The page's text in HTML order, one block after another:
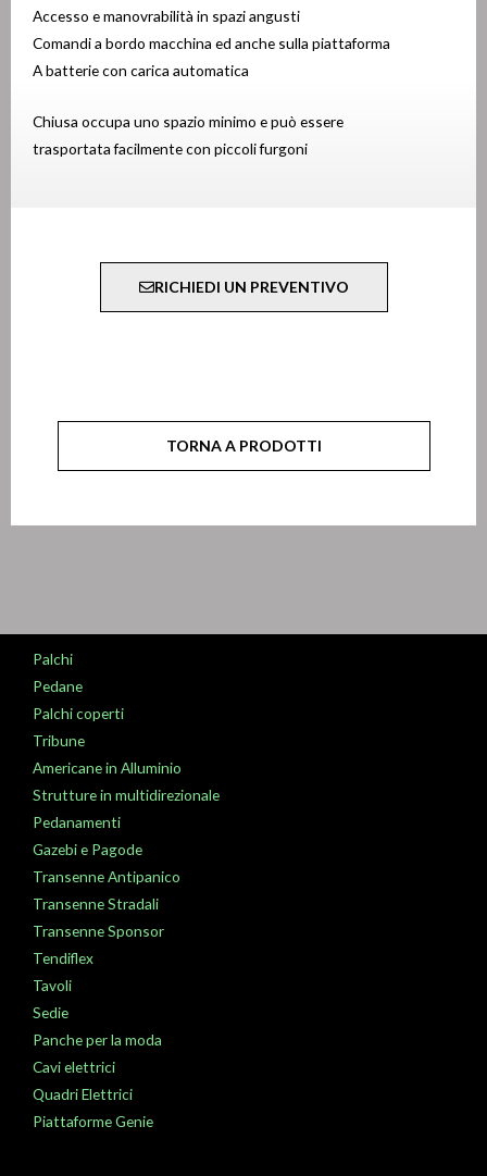
Accesso e manovrabilità in spazi angusti
Comandi a bordo macchina ed anche sulla piattaforma
A batterie con carica automatica
Chiusa occupa uno spazio minimo e può essere
trasportata facilmente con piccoli furgoni
TORNA A PRODOTTI
RICHIEDI UN PREVENTIVO
Palchi
Pedane
Palchi coperti
Tribune
Americane in Alluminio
Strutture in multidirezionale
Pedanamenti
Gazebi e Pagode
Transenne Antipanico
Transenne Stradali
Transenne Sponsor
Tendiflex
Tavoli
Sedie
Panche per la moda
Cavi elettrici
Quadri Elettrici
Piattaforme Genie